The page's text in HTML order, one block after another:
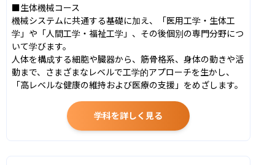
■生体機械コース
機械システムに共通する基礎に加え、「医用工学・生体工
学」や「人間工学・福祉工学」、その後個別の専門分野につ
いて学びます。
人体を構成する細胞や臓器から、筋骨格系、身体の動きや活
動まで、さまざまなレベルで工学的アプローチを生かし、
「高レベルな健康の維持および医療の支援」をめざします。
学科を詳しく見る